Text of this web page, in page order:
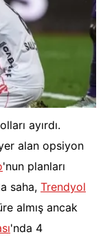
ayırdı.
alan opsiyon
'nun planları
saha, Trendyol
almış ancak
'nda 4